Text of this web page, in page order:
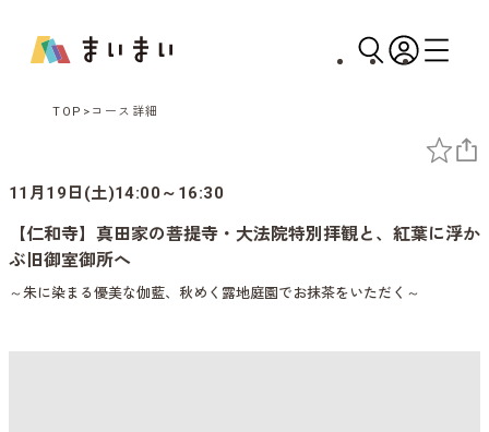
TOP コース詳細
11月19日(土)14:00～16:30
【仁和寺】真田家の菩提寺・大法院特別拝観と、紅葉に浮か
ぶ旧御室御所へ
～朱に染まる優美な伽藍、秋めく露地庭園でお抹茶をいただく～